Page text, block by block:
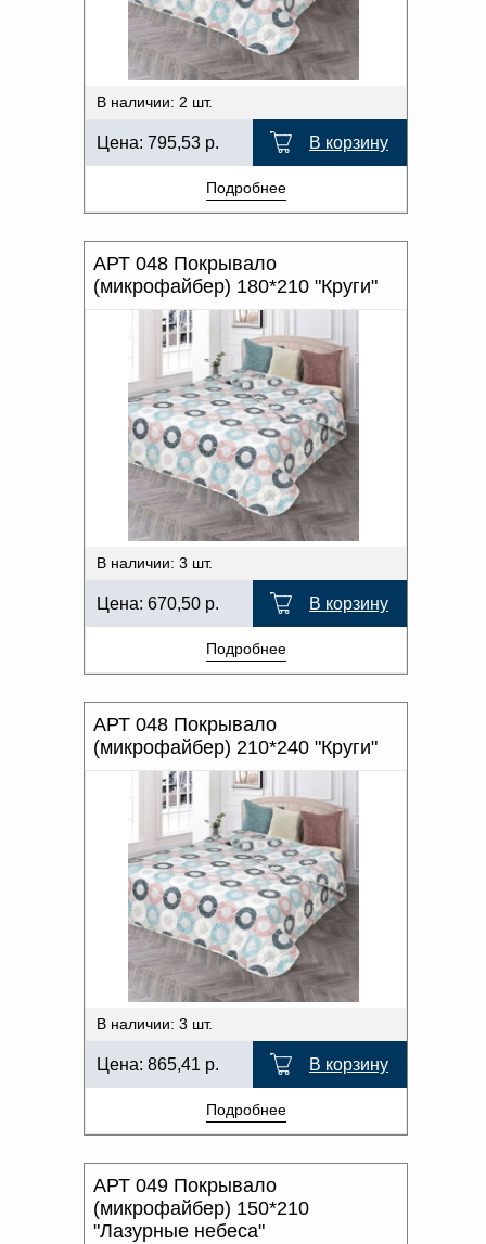
В наличии: 2 шт.
Цена: 795,53 р. В корзину
Подробнее
АРТ 048 Покрывало
(микрофайбер) 180*210 "Круги"
В наличии: 3 шт.
Цена: 670,50 р. В корзину
Подробнее
АРТ 048 Покрывало
(микрофайбер) 210*240 "Круги"
В наличии: 3 шт.
Цена: 865,41 р. В корзину
Подробнее
АРТ 049 Покрывало
(микрофайбер) 150*210
"Лазурные небеса"